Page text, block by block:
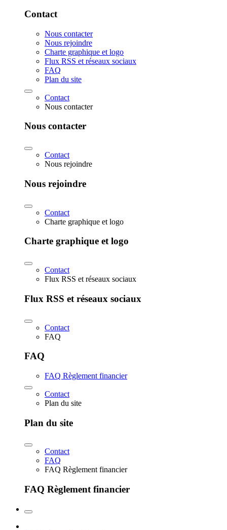
Contact
Nous contacter
Nous rejoindre
Charte graphique et logo
Flux RSS et réseaux sociaux
FAQ
Plan du site
Contact
Nous contacter
Nous contacter
Contact
Nous rejoindre
Nous rejoindre
Contact
Charte graphique et logo
Charte graphique et logo
Contact
Flux RSS et réseaux sociaux
Flux RSS et réseaux sociaux
Contact
FAQ
FAQ
FAQ Règlement financier
Contact
Plan du site
Plan du site
Contact
FAQ
FAQ Règlement financier
FAQ Règlement financier